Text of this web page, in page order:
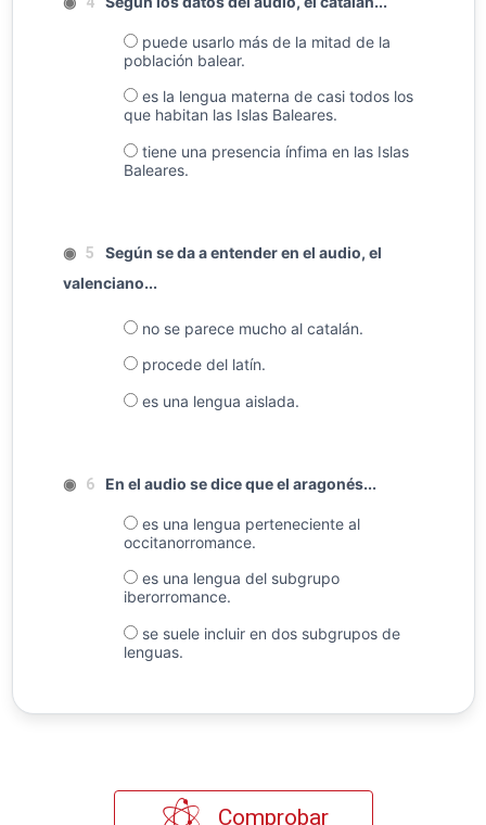
puede usarlo más de la mitad de la
población balear.
es la lengua materna de casi todos los
que habitan las Islas Baleares.
tiene una presencia ínfima en las Islas
Baleares.
◉ 5
Según se da a entender en el audio, el
valenciano...
no se parece mucho al catalán.
procede del latín.
es una lengua aislada.
◉ 6 En el audio se dice que el aragonés...
es una lengua perteneciente al
occitanorromance.
es una lengua del subgrupo
iberorromance.
se suele incluir en dos subgrupos de
lenguas.
Comprobar